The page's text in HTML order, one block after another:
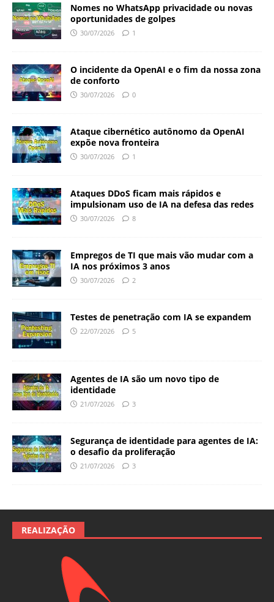
Nomes no WhatsApp privacidade ou novas
oportunidades de golpes
30/07/2026 1
O incidente da OpenAI e o fim da nossa zona
de conforto
30/07/2026 0
Ataque cibernético autônomo da OpenAI
expõe nova fronteira
30/07/2026 1
Ataques DDoS ficam mais rápidos e
impulsionam uso de IA na defesa das redes
30/07/2026 8
Empregos de TI que mais vão mudar com a
IA nos próximos 3 anos
30/07/2026 2
Testes de penetração com IA se expandem
22/07/2026 5
Agentes de IA são um novo tipo de
identidade
21/07/2026 3
Segurança de identidade para agentes de IA:
o desafio da proliferação
21/07/2026 3
REALIZAÇÃO